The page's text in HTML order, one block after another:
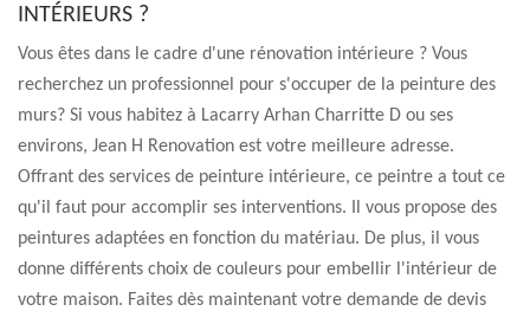
INTÉRIEURS ?
Vous êtes dans le cadre d'une rénovation intérieure ? Vous
recherchez un professionnel pour s'occuper de la peinture des
murs? Si vous habitez à Lacarry Arhan Charritte D ou ses
environs, Jean H Renovation est votre meilleure adresse.
Offrant des services de peinture intérieure, ce peintre a tout ce
qu'il faut pour accomplir ses interventions. Il vous propose des
peintures adaptées en fonction du matériau. De plus, il vous
donne différents choix de couleurs pour embellir l'intérieur de
votre maison. Faites dès maintenant votre demande de devis